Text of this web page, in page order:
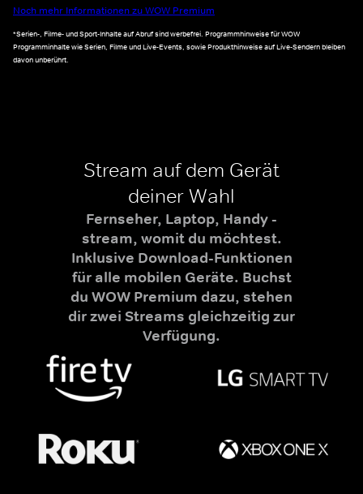
Noch mehr Informationen zu WOW Premium
*Serien-, Filme- und Sport-Inhalte auf Abruf sind werbefrei. Programmhinweise für WOW
Programminhalte wie Serien, Filme und Live-Events, sowie Produkthinweise auf Live-Sendern bleiben
davon unberührt.
Stream auf dem Gerät
deiner Wahl
Fernseher, Laptop, Handy -
stream, womit du möchtest.
Inklusive Download-Funktionen
für alle mobilen Geräte. Buchst
du WOW Premium dazu, stehen
dir zwei Streams gleichzeitig zur
Verfügung.